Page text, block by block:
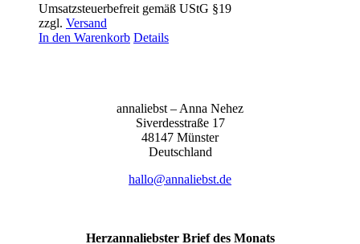
Umsatzsteuerbefreit gemäß UStG §19
zzgl. Versand
In den Warenkorb Details
anna­liebst – Anna Nehez
Sive­r­des­stra­ße 17
48147 Müns­ter
Deutsch­land
hallo@annaliebst.de
Herzannaliebster Brief des Monats